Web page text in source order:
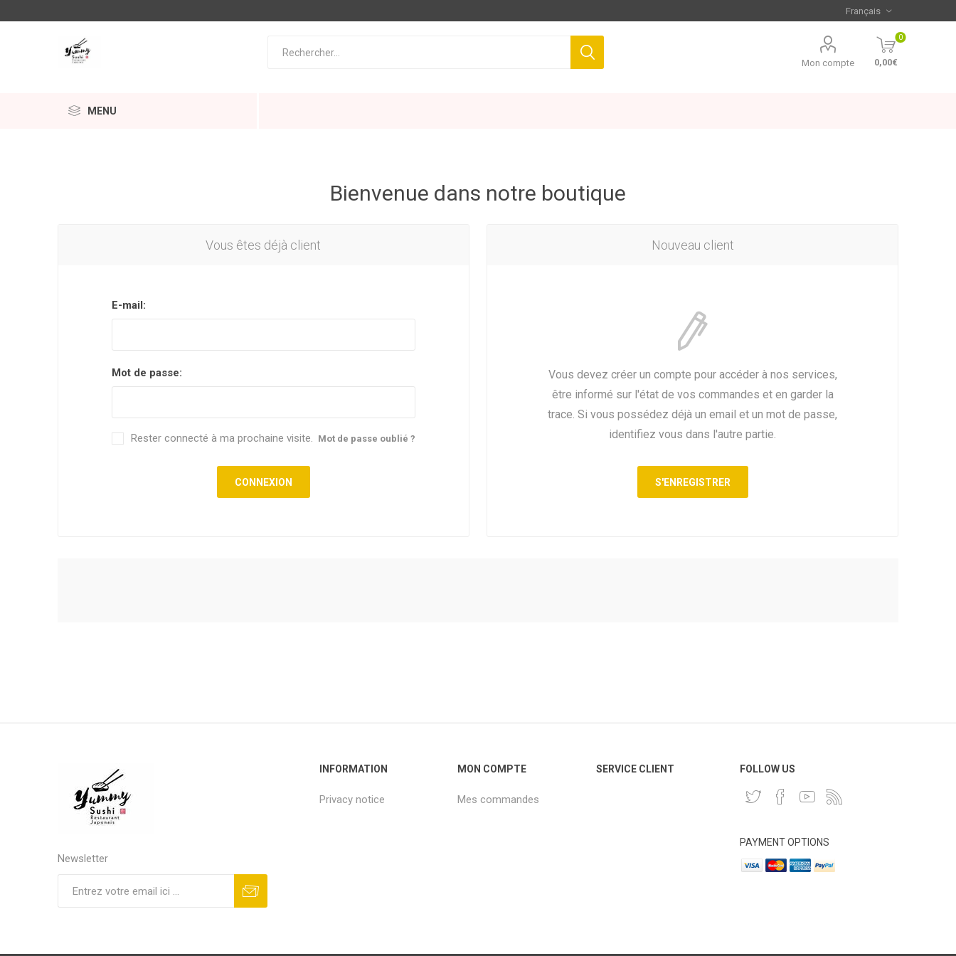
Mon compte
0
0,00€
MENU
Bienvenue dans notre boutique
Nouveau client
Vous devez créer un compte pour accéder à nos services,
être informé sur l'état de vos commandes et en garder la
trace. Si vous possédez déjà un email et un mot de passe,
identifiez vous dans l'autre partie.
Vous êtes déjà client
E-mail:
Mot de passe:
Mot de passe oublié ?
Rester connecté à ma prochaine visite.
Newsletter
INFORMATION
Privacy notice
MON COMPTE
Mes commandes
SERVICE CLIENT FOLLOW US
PAYMENT OPTIONS